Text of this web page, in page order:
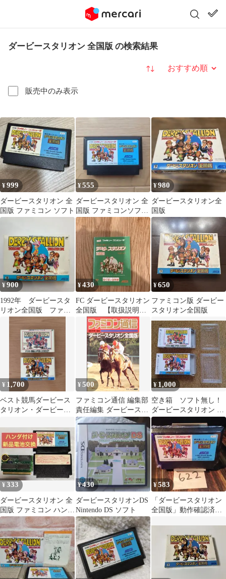
ダービースタリオン 全国版 の検索結果
販売中のみ表示
並び替え
¥999
ダービースタリオン 全
国版 ファミコン ソフト
¥555
ダービースタリオン 全
国版 ファミコンソフト
本体のみ
¥980
ダービースタリオン全
国版
¥900
1992年 ダービースタ
リオン全国版 ファミ
用未開封
¥430
FC ダービースタリオン
全国版 【取扱説明
書】
¥650
ファミコン版 ダービー
スタリオン全国版
¥ 1,700
ベスト競馬ダービース
タリオン・ダービース
ファミコンソフト
¥500
ファミコン通信 編集部
責任編集 ダービースタ
リオン全国版 公式ガイ
ドブック
¥ 1,000
空き箱 ソフト無し！
ダービースタリオン 全
国版 ベスト競馬
¥333
ダービースタリオン 全
国版 ファミコン ハンダ
付け新品電池交換
¥430
ダービースタリオンDS
Nintendo DS ソフト
¥583
「ダービースタリオン
全国版」動作確認済！